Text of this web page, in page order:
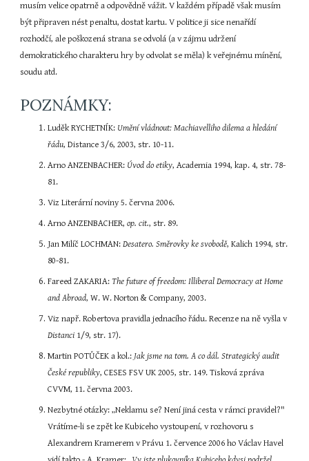
musím velice opatrně a odpovědně vážit. V každém případě však musím
být připraven nést penaltu, dostat kartu. V politice ji sice nenařídí
rozhodčí, ale poškozená strana se odvolá (a v zájmu udržení
demokratického charakteru hry by odvolat se měla) k veřejnému mínění,
soudu atd.
POZNÁMKY:
Luděk RYCHETNÍK: Umění vládnout: Machiavelliho dilema a hledání
řádu, Distance 3/6, 2003, str. 10-11.
Arno ANZENBACHER: Úvod do etiky, Academia 1994, kap. 4, str. 78-
81.
Viz Literární noviny 5. června 2006.
Arno ANZENBACHER, op. cit., str. 89.
Jan Milíč LOCHMAN: Desatero. Směrovky ke svobodě, Kalich 1994, str.
80-81.
Fareed ZAKARIA: The future of freedom: Illiberal Democracy at Home
and Abroad, W. W. Norton & Company, 2003.
Distanci 1/9, str. 17).
Martin POTŮČEK a kol.: Jak jsme na tom. A co dál. Strategický audit
České republiky, CESES FSV UK 2005, str. 149. Tisková zpráva
CVVM, 11. června 2003.
Nezbytné otázky: „Neklamu se? Není jiná cesta v rámci pravidel?"
Vrátíme-li se zpět ke Kubiceho vystoupení, v rozhovoru s
Alexandrem Kramerem v Právu 1. července 2006 ho Václav Havel